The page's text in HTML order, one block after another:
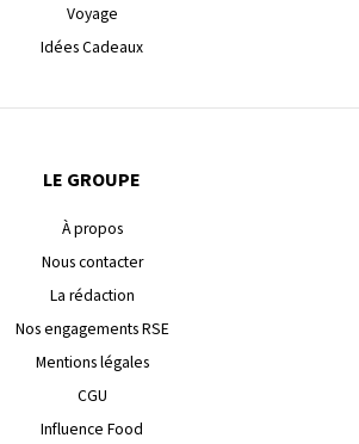
Voyage
Idées Cadeaux
LE GROUPE
À propos
Nous contacter
La rédaction
Nos engagements RSE
Mentions légales
CGU
Influence Food